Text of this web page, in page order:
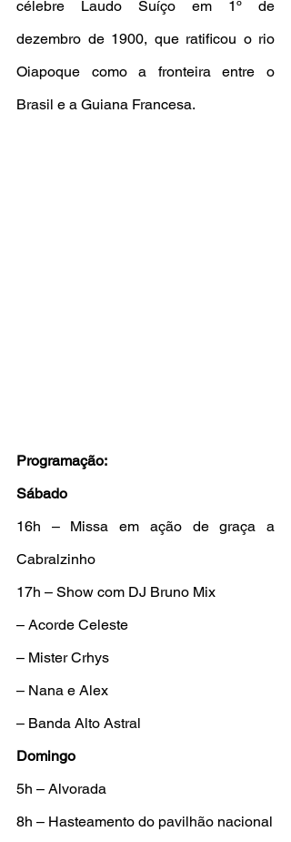
célebre Laudo Suíço em 1º de
dezembro de 1900, que ratificou o rio
Oiapoque como a fronteira entre o
Brasil e a Guiana Francesa.
Programação:
Sábado
16h – Missa em ação de graça a
Cabralzinho
17h – Show com DJ Bruno Mix
– Acorde Celeste
– Mister Crhys
– Nana e Alex
– Banda Alto Astral
Domingo
5h – Alvorada
8h – Hasteamento do pavilhão nacional